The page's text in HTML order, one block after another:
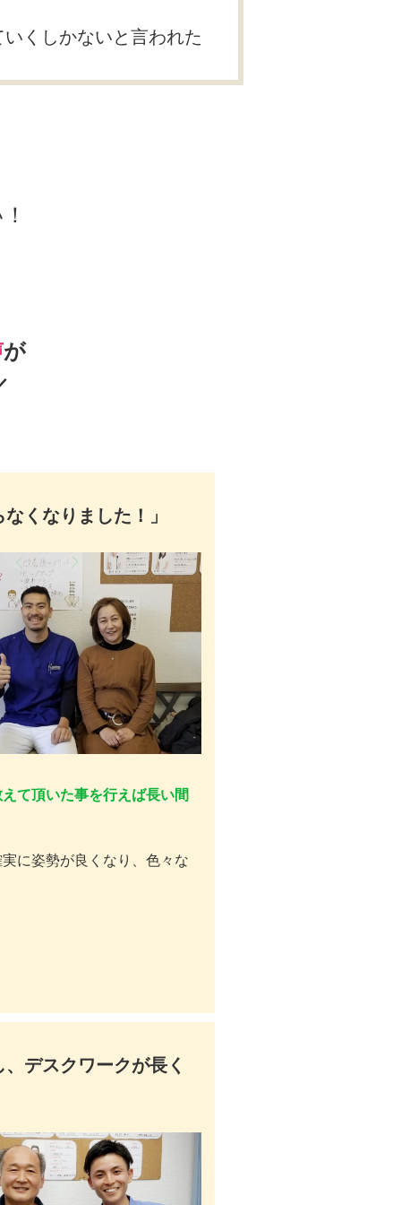
くしかないと言われた
が
くなりました！」
て頂いた事を行えば長い間
に姿勢が良くなり、色々な
デスクワークが長く